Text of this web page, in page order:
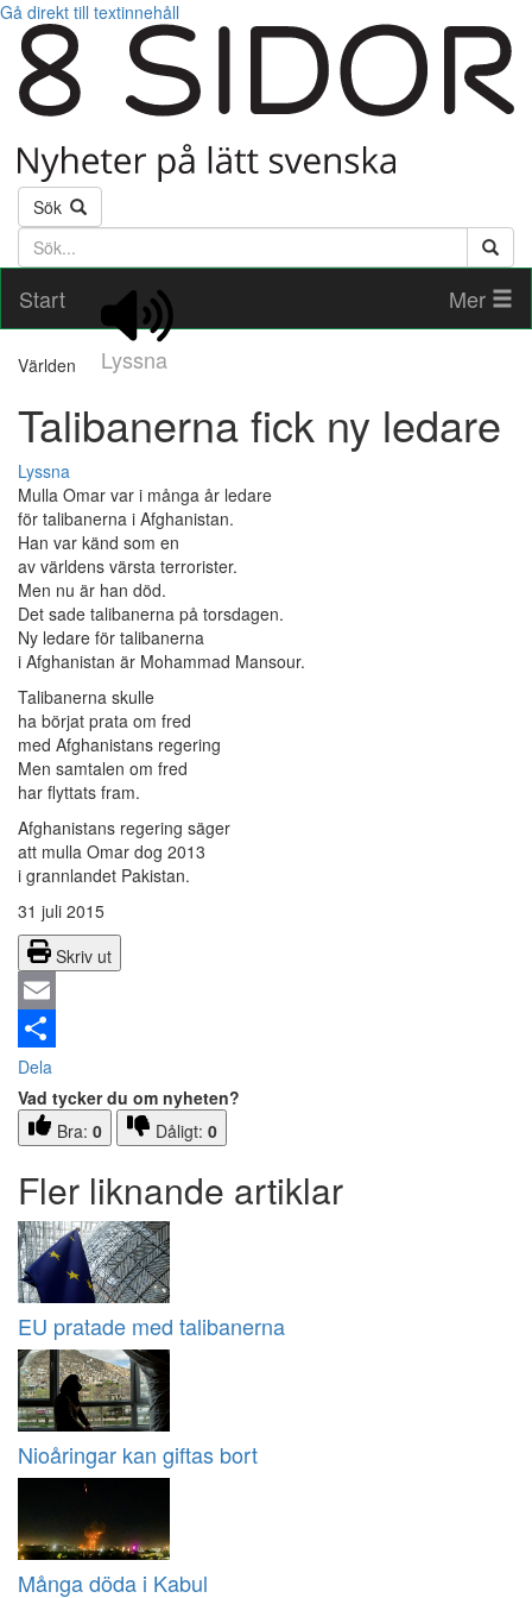
Gå direkt till textinnehåll
Sök
Söktext
Start
Lyssna
Mer
Världen
Talibanerna fick ny ledare
Lyssna
Mulla Omar var i många år ledare
för talibanerna i Afghanistan.
Han var känd som en
av världens värsta terrorister.
Men nu är han död.
Det sade talibanerna på torsdagen.
Ny ledare för talibanerna
i Afghanistan är Mohammad Mansour.
Talibanerna skulle
ha börjat prata om fred
med Afghanistans regering
Men samtalen om fred
har flyttats fram.
Afghanistans regering säger
att mulla Omar dog 2013
i grannlandet Pakistan.
31 juli 2015
Skriv ut
Email
Dela
Vad tycker du om nyheten?
Bra: 0 Dåligt: 0
Fler liknande artiklar
EU pratade med talibanerna
Nioåringar kan giftas bort
Många döda i Kabul